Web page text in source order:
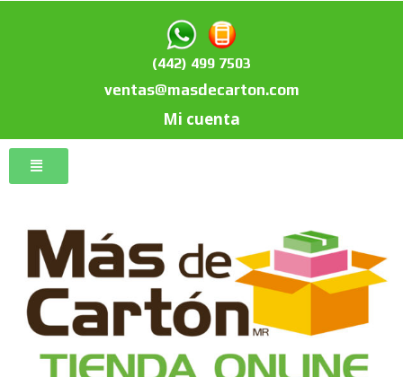
(442) 499 7503
ventas@masdecarton.com
Mi cuenta